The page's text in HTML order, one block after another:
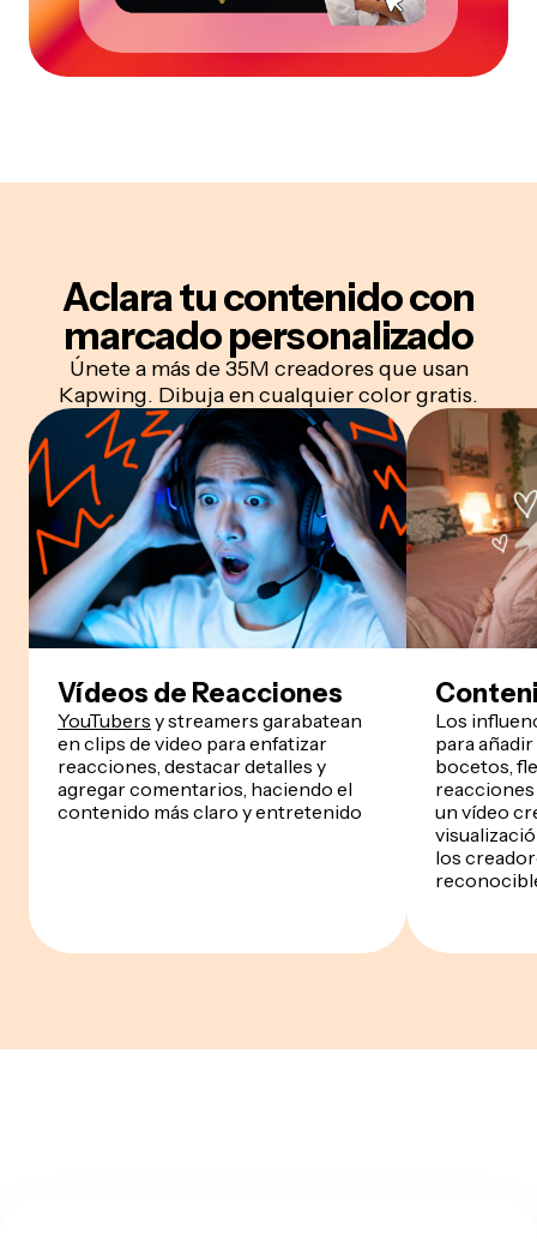
Aclara tu contenido con
marcado personalizado
Únete a más de 35M creadores que usan
Kapwing. Dibuja en cualquier color gratis.
Vídeos de Reacciones
YouTubers y streamers garabatean
en clips de video para enfatizar
reacciones, destacar detalles y
agregar comentarios, haciendo el
contenido más claro y entretenido
Los
para
bocetos,
un vídeo
los